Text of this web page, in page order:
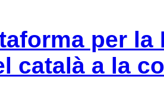
per
català a la